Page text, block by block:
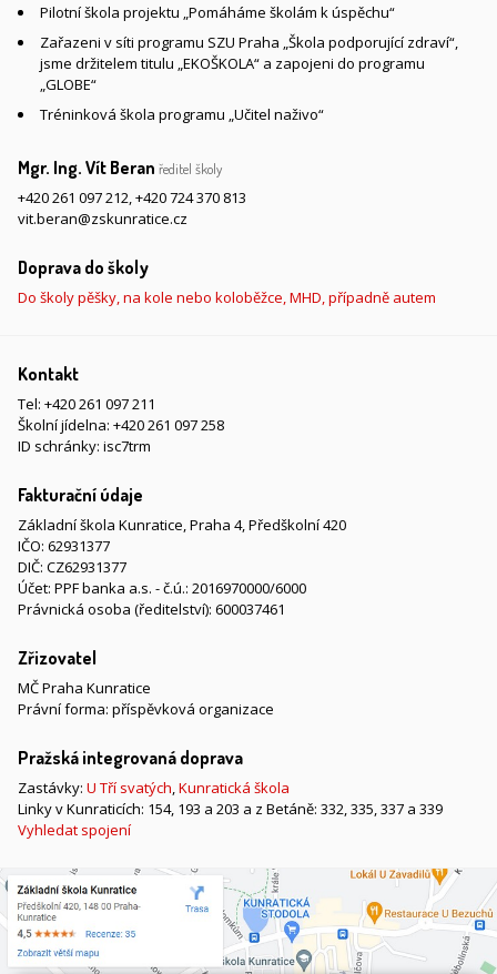
Pilotní škola projektu „Pomáháme školám k úspěchu“
Zařazeni v síti programu SZU Praha „Škola podporující zdraví“,
jsme držitelem titulu „EKOŠKOLA“ a zapojeni do programu
„GLOBE“
Tréninková škola programu „Učitel naživo“
Mgr. Ing. Vít Beran ředitel školy
+420 261 097 212,+420 724 370 813
vit.beran@zskunratice.cz
Doprava do školy
Do školy pěšky, na kole nebo koloběžce, MHD, případně autem
Kontakt
Tel: +420 261 097 211
Školní jídelna: +420 261 097 258
ID schránky: isc7trm
Fakturační údaje
Základní škola Kunratice, Praha 4, Předškolní 420
IČO: 62931377
DIČ: CZ62931377
Účet: PPF banka a.s. - č.ú.: 2016970000/6000
Právnická osoba (ředitelství): 600037461
Zřizovatel
MČ Praha Kunratice
Právní forma: příspěvková organizace
Pražská integrovaná doprava
Zastávky: U Tří svatých,Kunratická škola
Linky v Kunraticích: 154, 193 a 203 a z Betáně: 332, 335, 337 a 339
Vyhledat spojení